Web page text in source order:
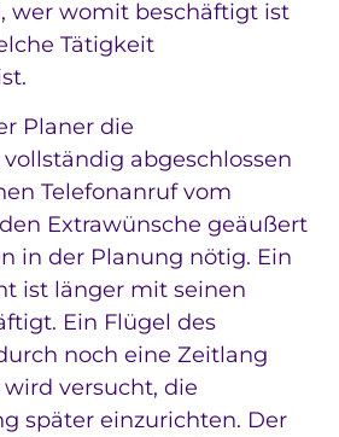
wer womit beschäftigt ist
Tätigkeit
Planer die
abgeschlossen
Telefonanruf vom
Extrawünsche geäußert
in der Planung nötig. Ein
ist länger mit seinen
Ein Flügel des
noch eine Zeitlang
wird versucht, die
später einzurichten. Der